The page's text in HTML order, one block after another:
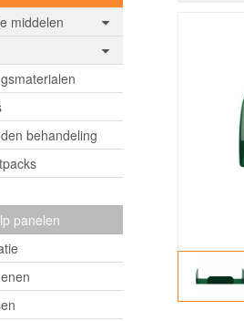
middelen
behandeling
panelen